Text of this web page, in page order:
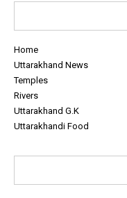
Home
Uttarakhand News
Temples
Rivers
Uttarakhand G.K
Uttarakhandi Food